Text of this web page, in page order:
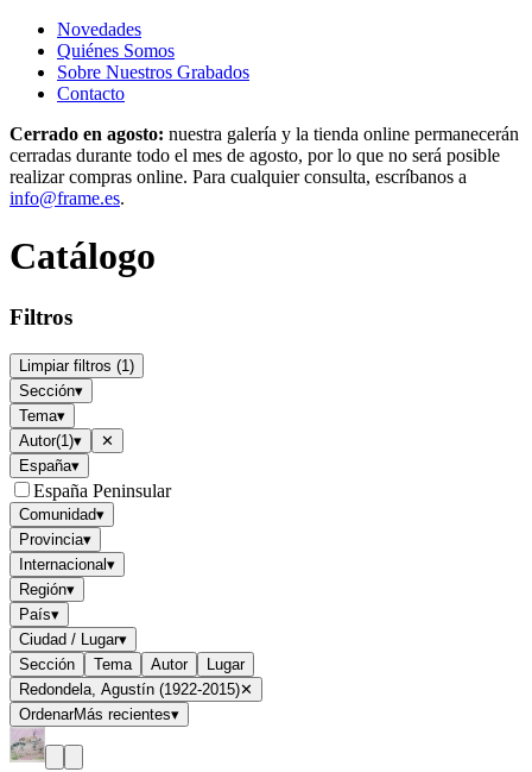
Novedades
Quiénes Somos
Sobre Nuestros Grabados
Contacto
Cerrado en agosto: nuestra galería y la tienda online permanecerán
cerradas durante todo el mes de agosto, por lo que no será posible
realizar compras online. Para cualquier consulta, escríbanos a
info@frame.es.
Catálogo
Filtros
Limpiar filtros (1)
Sección▾
Tema▾
Autor(1)▾
✕
España▾
España Peninsular
Comunidad▾
Provincia▾
Internacional▾
Región▾
País▾
Ciudad / Lugar▾
Sección
Tema Autor
Lugar
Redondela, Agustín (1922-2015)✕
OrdenarMás recientes▾